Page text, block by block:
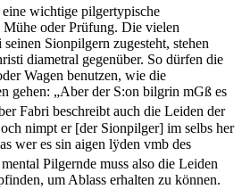
wichtige pilgertypische
oder Prüfung. Die vielen
Sionpilgern zugesteht, stehen
diametral gegenüber. So dürfen die
Wagen benutzen, wie die
gehen: „Aber der S:on bilgrin mGß es
Fabri beschreibt auch die Leiden der
nimpt er [der Sionpilger] im selbs her
wer es sin aigen lÿden vmb des
Pilgernde muss also die Leiden
um Ablass erhalten zu können.